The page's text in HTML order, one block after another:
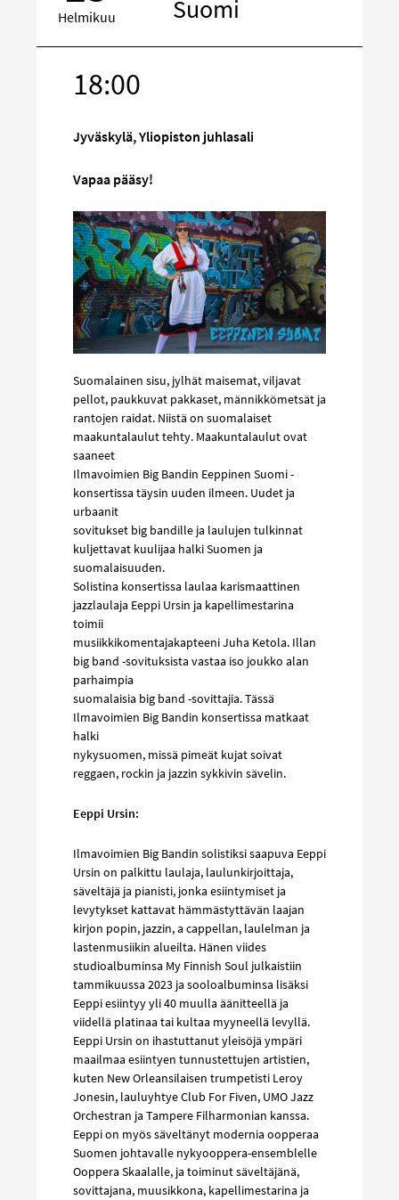
Helmikuu
Suomi
18:00
Jyväskylä, Yliopiston juhlasali
Vapaa pääsy!
Suomalainen sisu, jylhät maisemat, viljavat
pellot, paukkuvat pakkaset, männikkömetsät ja
rantojen raidat. Niistä on suomalaiset
maakuntalaulut tehty. Maakuntalaulut ovat
saaneet
Ilmavoimien Big Bandin Eeppinen Suomi -
konsertissa täysin uuden ilmeen. Uudet ja
urbaanit
sovitukset big bandille ja laulujen tulkinnat
kuljettavat kuulijaa halki Suomen ja
suomalaisuuden.
Solistina konsertissa laulaa karismaattinen
jazzlaulaja Eeppi Ursin ja kapellimestarina
toimii
musiikkikomentajakapteeni Juha Ketola. Illan
big band -sovituksista vastaa iso joukko alan
parhaimpia
suomalaisia big band -sovittajia. Tässä
Ilmavoimien Big Bandin konsertissa matkaat
halki
nykysuomen, missä pimeät kujat soivat
reggaen, rockin ja jazzin sykkivin sävelin.
Eeppi Ursin:
Ilmavoimien Big Bandin solistiksi saapuva Eeppi
Ursin on palkittu laulaja, laulunkirjoittaja,
säveltäjä ja pianisti, jonka esiintymiset ja
levytykset kattavat hämmästyttävän laajan
kirjon popin, jazzin, a cappellan, laulelman ja
lastenmusiikin alueilta. Hänen viides
studioalbuminsa My Finnish Soul julkaistiin
tammikuussa 2023 ja sooloalbuminsa lisäksi
Eeppi esiintyy yli 40 muulla äänitteellä ja
viidellä platinaa tai kultaa myyneellä levyllä.
Eeppi Ursin on ihastuttanut yleisöjä ympäri
maailmaa esiintyen tunnustettujen artistien,
kuten New Orleansilaisen trumpetisti Leroy
Jonesin, lauluyhtye Club For Fiven, UMO Jazz
Orchestran ja Tampere Filharmonian kanssa.
Eeppi on myös säveltänyt modernia oopperaa
Suomen johtavalle nykyooppera-ensemblelle
Ooppera Skaalalle, ja toiminut säveltäjänä,
sovittajana, muusikkona, kapellimestarina ja